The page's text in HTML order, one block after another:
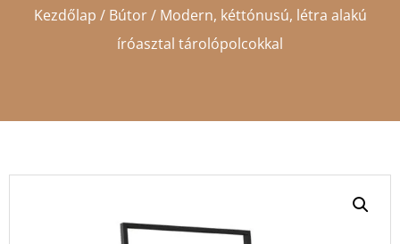
Kezdőlap / Bútor/ Modern, kéttónusú, létra alakú
íróasztal tárolópolcokkal